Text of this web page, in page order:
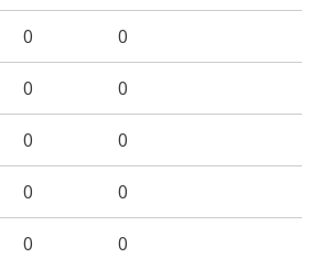
0 0
0 0
0 0
0 0
0 0